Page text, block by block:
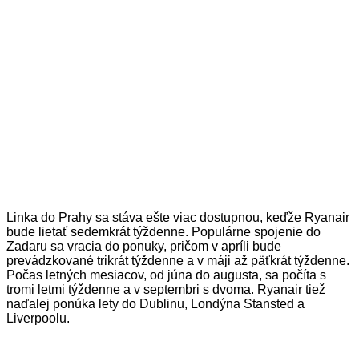
Linka do Prahy sa stáva ešte viac dostupnou, keďže Ryanair
bude lietať sedemkrát týždenne. Populárne spojenie do
Zadaru sa vracia do ponuky, pričom v apríli bude
prevádzkované trikrát týždenne a v máji až päťkrát týždenne.
Počas letných mesiacov, od júna do augusta, sa počíta s
tromi letmi týždenne a v septembri s dvoma. Ryanair tiež
naďalej ponúka lety do Dublinu, Londýna Stansted a
Liverpoolu.